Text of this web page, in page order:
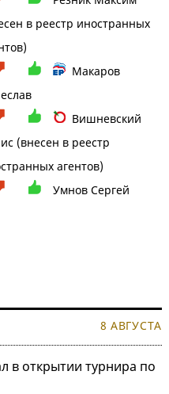
в реестр иностранных
Макаров
Вишневский
(внесен в реестр
агентов)
Умнов Сергей
8 АВГУСТА
в открытии турнира по